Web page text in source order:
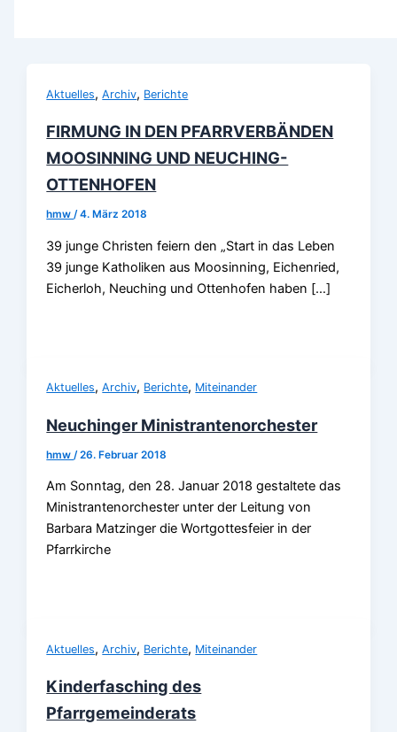
Aktuelles,Archiv, Berichte
FIRMUNG IN DEN PFARRVERBÄNDEN
MOOSINNING UND NEUCHING-
OTTENHOFEN
hmw/4. März 2018
39 junge Christen feiern den „Start in das Leben
39 junge Katholiken aus Moosinning, Eichenried,
Eicherloh, Neuching und Ottenhofen haben […]
Aktuelles,Archiv, Berichte, Miteinander
Neuchinger Ministrantenorchester
hmw /26. Februar 2018
Am Sonntag, den 28. Januar 2018 gestaltete das
Ministrantenorchester unter der Leitung von
Barbara Matzinger die Wortgottesfeier in der
Pfarrkirche
Aktuelles,Archiv, Berichte, Miteinander
Kinderfasching des
Pfarrgemeinderats